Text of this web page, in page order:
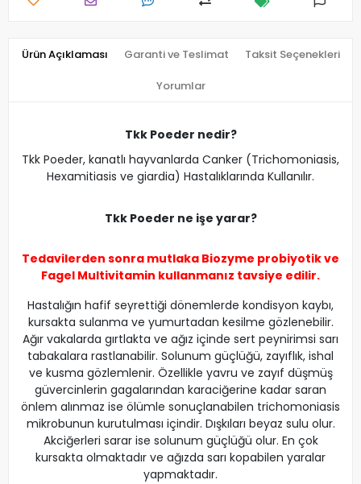
Ürün Açıklaması Garanti ve Teslimat Taksit Seçenekleri
Yorumlar
Tkk Poeder nedir?
Tkk Poeder, kanatlı hayvanlarda Canker (Trichomoniasis,
Hexamitiasis ve giardia) Hastalıklarında Kullanılır.
Tkk Poeder ne işe yarar?
Tedavilerden sonra mutlaka Biozyme probiyotikve
Fagel Multivitamin kullanmanız tavsiye edilir.
Hastalığın hafif seyrettiği dönemlerde kondisyon kaybı,
kursakta sulanma ve yumurtadan kesilme gözlenebilir.
Ağır vakalarda gırtlakta ve ağız içinde sert peynirimsi sarı
tabakalara rastlanabilir. Solunum güçlüğü, zayıflık, ishal
ve kusma gözlemlenir. Özellikle yavru ve zayıf düşmüş
güvercinlerin gagalarından karaciğerine kadar saran
önlem alınmaz ise ölümle sonuçlanabilen trichomoniasis
mikrobunun kurutulması içindir. Dışkıları beyaz sulu olur.
Akciğerleri sarar ise solunum güçlüğü olur. En çok
kursakta olmaktadır ve ağızda sarı kopabilen yaralar
yapmaktadır.